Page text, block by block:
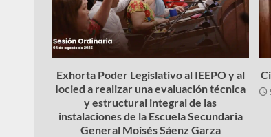
Exhorta Poder Legislativo al IEEPO y al
Iocied a realizar una evaluación técnica
y estructural integral de las
instalaciones de la Escuela Secundaria
General Moisés Sáenz Garza